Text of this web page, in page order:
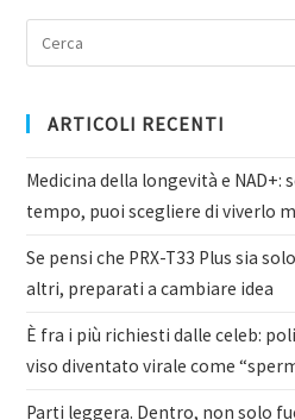
ARTICOLI RECENTI
Medicina della longevità e NAD+:
tempo, puoi scegliere di viverlo
Se pensi che PRX-T33 Plus sia
altri, preparati a cambiare idea
È fra i più richiesti dalle celeb:
viso diventato virale come
Parti leggera. Dentro, non solo